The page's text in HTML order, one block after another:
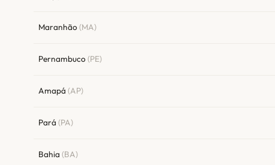
Maranhão(MA)
Pernambuco(PE)
Amapá (AP)
Pará (PA)
Bahia (BA)